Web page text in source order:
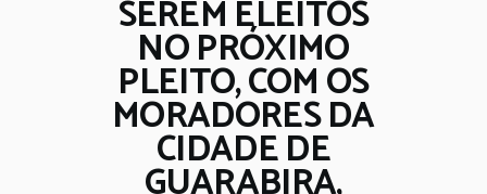
SEREM ELEITOS
NO PRÓXIMO
PLEITO, COM OS
MORADORES DA
CIDADE DE